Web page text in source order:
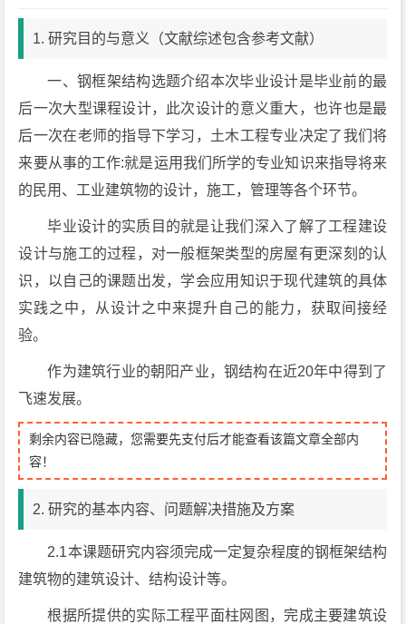
1. 研究目的与意义（文献综述包含参考文献）
一、钢框架结构选题介绍本次毕业设计是毕业前的最
后一次大型课程设计，此次设计的意义重大，也许也是最
后一次在老师的指导下学习，土木工程专业决定了我们将
来要从事的工作:就是运用我们所学的专业知识来指导将来
的民用、工业建筑物的设计，施工，管理等各个环节。
毕业设计的实质目的就是让我们深入了解了工程建设
设计与施工的过程，对一般框架类型的房屋有更深刻的认
识，以自己的课题出发，学会应用知识于现代建筑的具体
实践之中，从设计之中来提升自己的能力，获取间接经
验。
作为建筑行业的朝阳产业，钢结构在近20年中得到了
飞速发展。
剩余内容已隐藏，您需要先支付后才能查看该篇文章全部内
容！
2. 研究的基本内容、问题解决措施及方案
2.1本课题研究内容须完成一定复杂程度的钢框架结构
建筑物的建筑设计、结构设计等。
根据所提供的实际工程平面柱网图，完成主要建筑设